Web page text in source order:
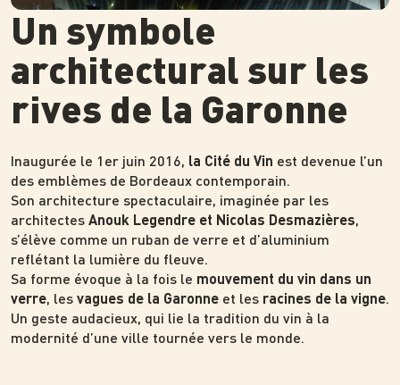
Un symbole
architectural sur les
rives de la Garonne
Inaugurée le 1er juin 2016, la Cité du Vin est devenue l’un
des emblèmes de Bordeaux contemporain.
Son architecture spectaculaire, imaginée par les
architectes Anouk Legendre et Nicolas Desmazières,
s’élève comme un ruban de verre et d’aluminium
reflétant la lumière du fleuve.
Sa forme évoque à la fois le mouvement du vin dans un
verre, les vagues de la Garonne et les racines de la vigne.
Un geste audacieux, qui lie la tradition du vin à la
modernité d’une ville tournée vers le monde.